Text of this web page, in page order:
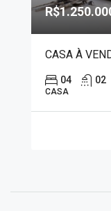
CASA À
04 02
CASA